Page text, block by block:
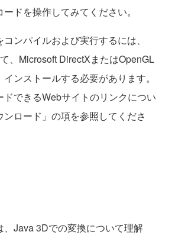
ドを操作してみてください。
ンパイルおよび実行するには、
、Microsoft DirectXまたはOpenGL
ンストールする必要があります。
ドできるWebサイトのリンクについ
ロード」の項を参照してくださ
Java 3Dでの変換について理解